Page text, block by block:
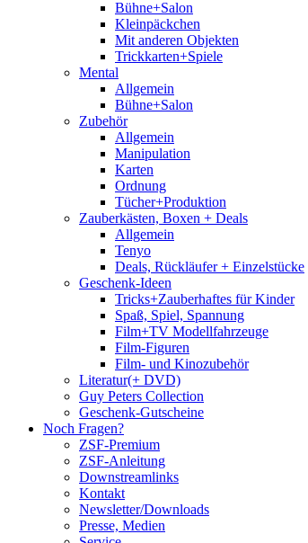
Bühne+Salon
Kleinpäckchen
Mit anderen Objekten
Trickkarten+Spiele
Mental
Allgemein
Bühne+Salon
Zubehör
Allgemein
Manipulation
Karten
Ordnung
Tücher+Produktion
Zauberkästen, Boxen + Deals
Allgemein
Tenyo
Deals, Rückläufer + Einzelstücke
Geschenk-Ideen
Tricks+Zauberhaftes für Kinder
Spaß, Spiel, Spannung
Film+TV Modellfahrzeuge
Film-Figuren
Film- und Kinozubehör
Literatur(+ DVD)
Guy Peters Collection
Geschenk-Gutscheine
Noch Fragen?
ZSF-Premium
ZSF-Anleitung
Downstreamlinks
Kontakt
Newsletter/Downloads
Presse, Medien